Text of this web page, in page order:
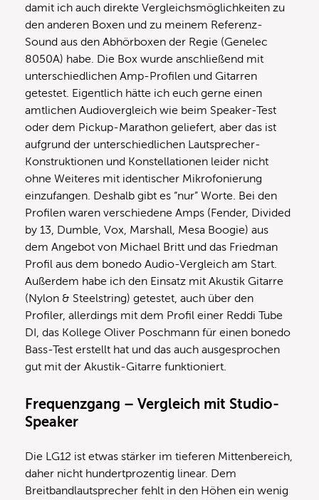
damit ich auch direkte Vergleichsmöglichkeiten zu
den anderen Boxen und zu meinem Referenz-
Sound aus den Abhörboxen der Regie (Genelec
8050A) habe. Die Box wurde anschließend mit
unterschiedlichen Amp-Profilen und Gitarren
getestet. Eigentlich hätte ich euch gerne einen
amtlichen Audiovergleich wie beim Speaker-Test
oder dem Pickup-Marathon geliefert, aber das ist
aufgrund der unterschiedlichen Lautsprecher-
Konstruktionen und Konstellationen leider nicht
ohne Weiteres mit identischer Mikrofonierung
einzufangen. Deshalb gibt es “nur” Worte. Bei den
Profilen waren verschiedene Amps (Fender, Divided
by 13, Dumble, Vox, Marshall, Mesa Boogie) aus
dem Angebot von Michael Britt und das Friedman
Profil aus dem bonedo Audio-Vergleich am Start.
Außerdem habe ich den Einsatz mit Akustik Gitarre
(Nylon & Steelstring) getestet, auch über den
Profiler, allerdings mit dem Profil einer Reddi Tube
DI, das Kollege Oliver Poschmann für einen bonedo
Bass-Test erstellt hat und das auch ausgesprochen
gut mit der Akustik-Gitarre funktioniert.
Frequenzgang – Vergleich mit Studio-
Speaker
Die LG12 ist etwas stärker im tieferen Mittenbereich,
daher nicht hundertprozentig linear. Dem
Breitbandlautsprecher fehlt in den Höhen ein wenig